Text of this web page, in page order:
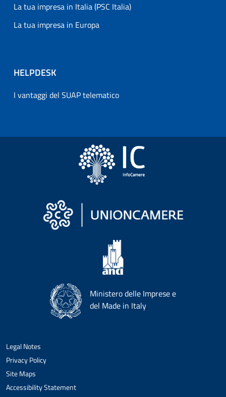
La tua impresa in Italia (PSC Italia)
La tua impresa in Europa
HELPDESK
I vantaggi del SUAP telematico
Ministero delle Imprese e
del Made in Italy
Legal Notes
Privacy Policy
Site Maps
Accessibility Statement